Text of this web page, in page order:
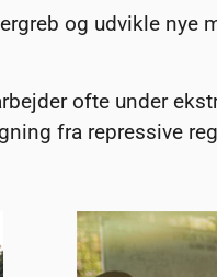
og udvikle nye
ofte under
fra repressive